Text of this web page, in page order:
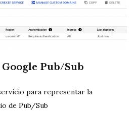
Pub/Sub
para representar la
de Pub/Sub